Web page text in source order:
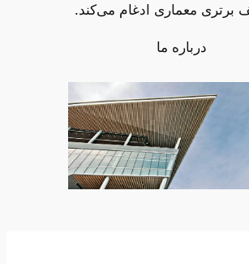
برتری معماری ادغام می‌کند.
درباره ما